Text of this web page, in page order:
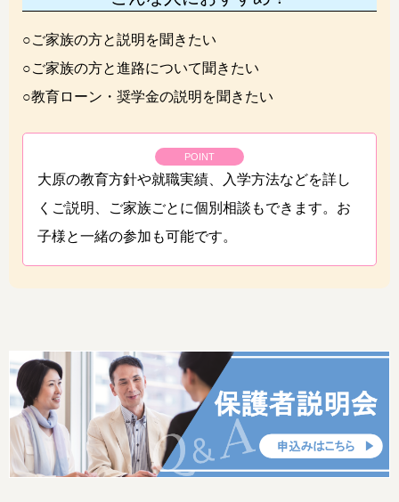
○ご家族の方と説明を聞きたい
○ご家族の方と進路について聞きたい
○教育ローン・奨学金の説明を聞きたい
POINT
大原の教育方針や就職実績、入学方法などを詳し
くご説明、ご家族ごとに個別相談もできます。お
子様と一緒の参加も可能です。